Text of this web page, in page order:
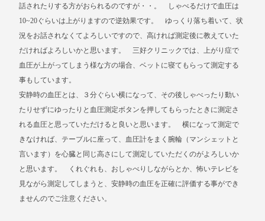
話されたりする方がおられるのですが・・。 しゃべるだけで血圧は
10~20ぐらいは上がりますので逆効果です。 ゆっくり落ち着いて、状
況をお話されなくてよろしいですので、高ければ測定後に教えていた
だければよろしいかと思います。 三好クリニックでは、上がり症で
血圧が上がってしまう様な方の場合、ベットに寝てもらって測定する
事もしています。
安静時の血圧とは、３分ぐらい横になって、その後しゃべったり動い
たりせずにゆったりと血圧測定ボタンを押してもらったときに測定さ
れる血圧と思っていただけると良いと思います。 横になって測定で
きなければ、テーブルに座って、血圧計をまく腕輪（マンシェットと
言います）を心臓と同じ高さにして測定していただくのがよろしいか
と思います。 くれぐれも、おしゃべりしながらとか、怖いテレビを
見ながら測定してしまうと、安静時の血圧を正確に評価する事ができ
ませんのでご注意ください。